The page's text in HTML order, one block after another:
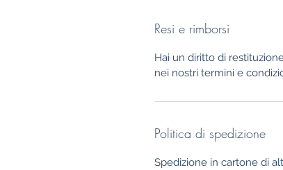
Resi e rimborsi
Hai un diritto di
nei nostri termini e
Politica di spedizione
Spedizione in cartone di